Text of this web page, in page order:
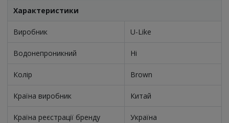
Характеристики
Виробник U-Like
Водонепроникний Ні
Колір Brown
Країна виробник Китай
Країна реєстрації бренду Україна